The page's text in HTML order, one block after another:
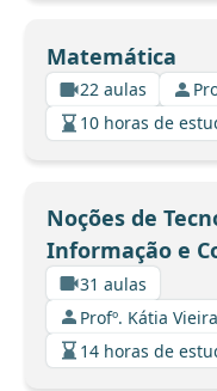
Matemática
22 aulas
10 horas de
Noções de
Informação e
31 aulas
Profº. Kátia
14 horas de